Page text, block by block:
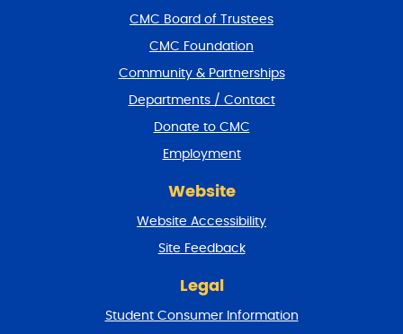
CMC Board of Trustees
CMC Foundation
Community & Partnerships
Departments / Contact
Donate to CMC
Employment
Website
Website Accessibility
Site Feedback
Legal
Student Consumer Information